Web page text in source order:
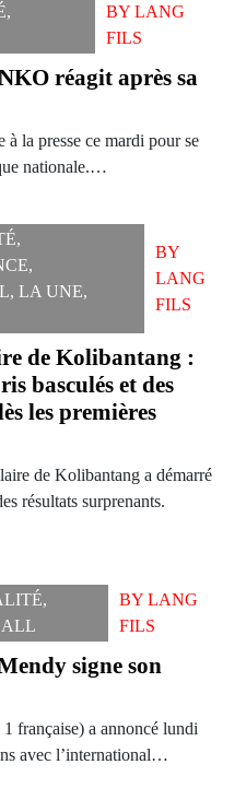
,
BY LANG
FILS
réagit après sa
à la presse ce mardi pour se
nationale.…
,
,
, LA UNE,
BY
LANG
FILS
de Kolibantang :
basculés et des
les premières
de Kolibantang a démarré
résultats surprenants.
,
BYLANG
FILS
signe son
française) a annoncé lundi
avec l’international…